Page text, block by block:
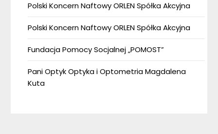
Polski Koncern Naftowy ORLEN Spółka Akcyjna
Polski Koncern Naftowy ORLEN Spółka Akcyjna
Fundacja Pomocy Socjalnej „POMOST”
Pani Optyk Optyka i Optometria Magdalena
Kuta